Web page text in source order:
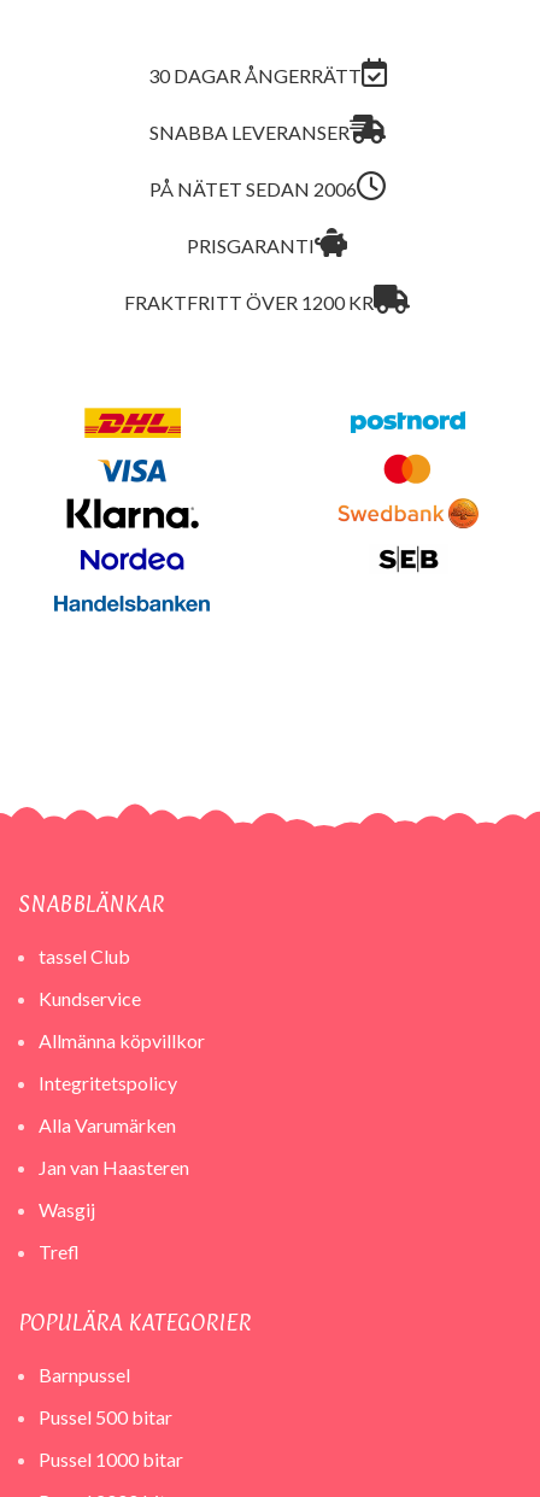
30 DAGAR ÅNGERRÄTT
SNABBA LEVERANSER
PÅ NÄTET SEDAN 2006
PRISGARANTI
FRAKTFRITT ÖVER 1200 KR
SNABBLÄNKAR
tassel Club
Kundservice
Allmänna köpvillkor
Integritetspolicy
Alla Varumärken
Jan van Haasteren
Wasgij
Trefl
POPULÄRA KATEGORIER
Barnpussel
Pussel 500 bitar
Pussel 1000 bitar